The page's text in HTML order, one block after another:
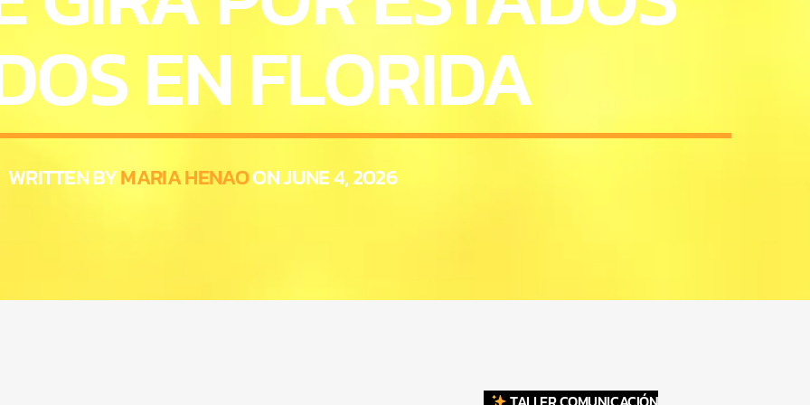
EN FLORIDA
WRITTEN BYMARIA HENAOON JUNE 4, 2026